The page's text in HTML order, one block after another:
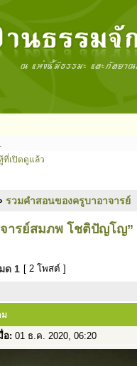
ที่เปิดดูแล้ว
รวมคำสอนของครูบาอาจารย์
จารย์สมภพ โชติปัญโญ”
ด 1 [ 2 โพสต์ ]
ม
อ: 01 ธ.ค. 2020, 06:20